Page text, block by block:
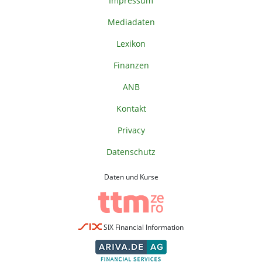
Mediadaten
Lexikon
Finanzen
ANB
Kontakt
Privacy
Datenschutz
Daten und Kurse
SIX Financial Information